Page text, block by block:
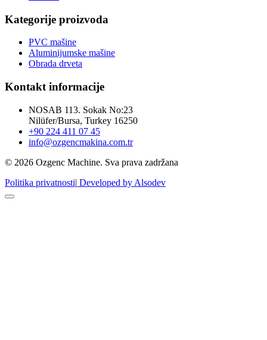
Kategorije proizvoda
PVC mašine
Aluminijumske mašine
Obrada drveta
Kontakt informacije
NOSAB 113. Sokak No:23
Nilüfer/Bursa, Turkey 16250
+90 224 411 07 45
info@ozgencmakina.com.tr
© 2026 Ozgenc Machine. Sva prava zadržana
Politika privatnosti| Developed by Alsodev